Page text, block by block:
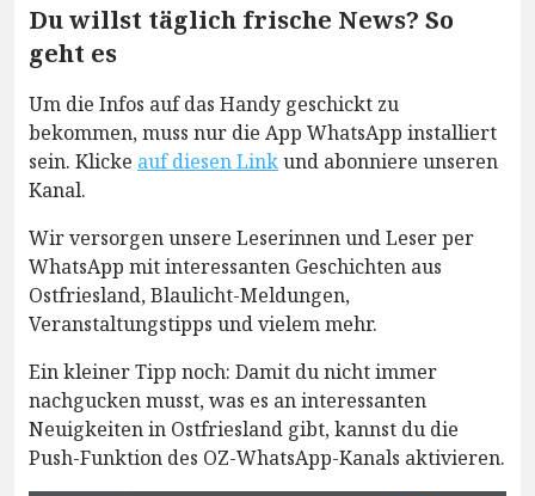
Du willst täglich frische News? So
geht es
Um die Infos auf das Handy geschickt zu
bekommen, muss nur die App WhatsApp installiert
sein. Klicke auf diesen Linkund abonniere unseren
Kanal.
Wir versorgen unsere Leserinnen und Leser per
WhatsApp mit interessanten Geschichten aus
Ostfriesland, Blaulicht-Meldungen,
Veranstaltungstipps und vielem mehr.
Ein kleiner Tipp noch: Damit du nicht immer
nachgucken musst, was es an interessanten
Neuigkeiten in Ostfriesland gibt, kannst du die
Push-Funktion des OZ-WhatsApp-Kanals aktivieren.